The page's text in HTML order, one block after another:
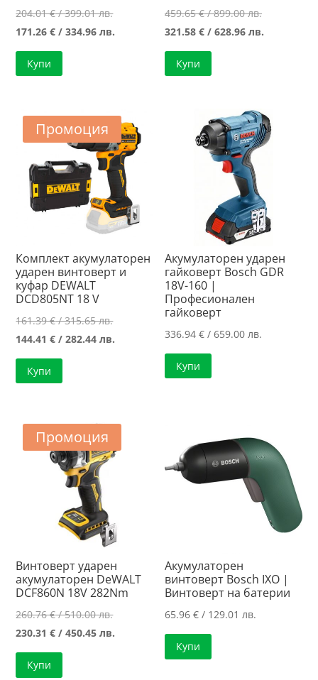
204.01€/ 399.01 лв.Original
price
171.26€ / 334.96 лв.
334.96 лв..
Купи
459.65€/ 899.00 лв.Original
price
321.58€ / 628.96 лв.
628.96 лв..
Купи
Промоция
Комплект акумулаторен
ударен винтоверт и
куфар DEWALT
DCD805NT 18 V
161.39€/ 315.65 лв.Original
price
144.41€ / 282.44 лв.
Купи
Акумулаторен ударен
гайковерт Bosch GDR
18V-160 |
Професионален
гайковерт
336.94€ / 659.00 лв.
Купи
Промоция
Винтоверт ударен
акумулаторен DeWALT
DCF860N 18V 282Nm
260.76€/ 510.00 лв.Original
price
230.31€ / 450.45 лв.
Купи
Акумулаторен
винтоверт Bosch IXO |
Винтоверт на батерии
65.96€ / 129.01 лв.
Купи